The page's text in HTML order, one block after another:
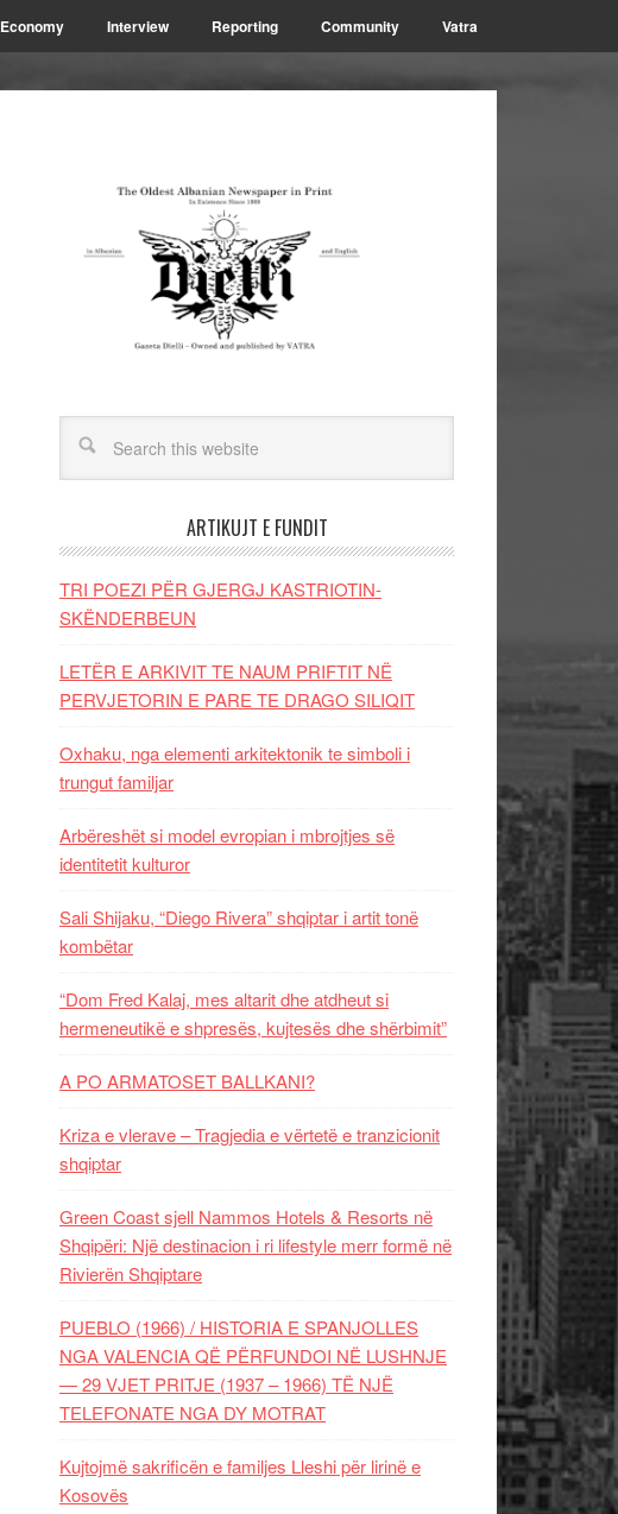
Economy Interview Reporting Community Vatra
ARTIKUJT E FUNDIT
TRI POEZI PËR GJERGJ KASTRIOTIN-
SKËNDERBEUN
LETËR E ARKIVIT TE NAUM PRIFTIT NË
PERVJETORIN E PARE TE DRAGO SILIQIT
Oxhaku, nga elementi arkitektonik te simboli i
trungut familjar
Arbëreshët si model evropian i mbrojtjes së
identitetit kulturor
Sali Shijaku, “Diego Rivera” shqiptar i artit tonë
kombëtar
“Dom Fred Kalaj, mes altarit dhe atdheut si
hermeneutikë e shpresës, kujtesës dhe shërbimit”
A PO ARMATOSET BALLKANI?
Kriza e vlerave – Tragjedia e vërtetë e tranzicionit
shqiptar
Green Coast sjell Nammos Hotels & Resorts në
Shqipëri: Një destinacion i ri lifestyle merr formë në
Rivierën Shqiptare
PUEBLO (1966) / HISTORIA E SPANJOLLES
NGA VALENCIA QË PËRFUNDOI NË LUSHNJE
— 29 VJET PRITJE (1937 – 1966) TË NJË
TELEFONATE NGA DY MOTRAT
Kujtojmë sakrificën e familjes Lleshi për lirinë e
Kosovës